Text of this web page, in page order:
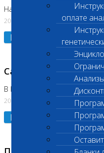
оплате
На Нагорной
20.07.2026
Подробнее
Санитарный день
В Коломне 20.07.2026
20.07.2026
Подробнее